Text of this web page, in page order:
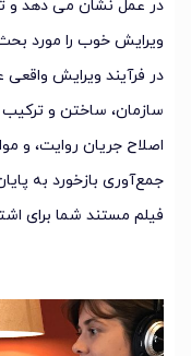
در عمل نشان می دهد و
ویرایش خوب را مورد بحث
در فرآیند ویرایش واقعی
سازمان، ساختن و ترکیب
اصلاح جریان روایت، و
جمع‌آوری بازخورد به
فیلم مستند شما برای